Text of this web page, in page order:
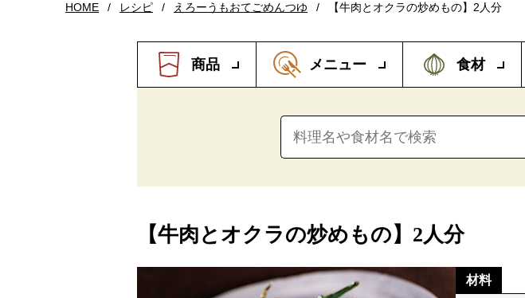
HOME / レシピ / えろーうもおてごめんつゆ / 【牛肉とオクラの炒めもの】2人分
商品 メニュー 食材
【牛肉とオクラの炒めもの】2人分
材料